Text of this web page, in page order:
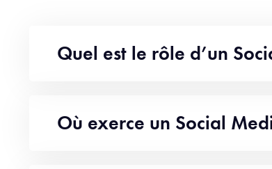
Quel est le rôle d’un
Où exerce un Social